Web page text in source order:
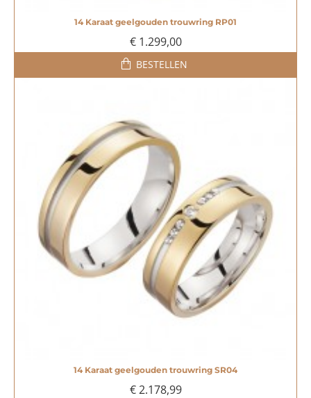
14 Karaat geelgouden trouwring RP01
€ 1.299,00
BESTELLEN
14 Karaat geelgouden trouwring SR04
€ 2.178,99